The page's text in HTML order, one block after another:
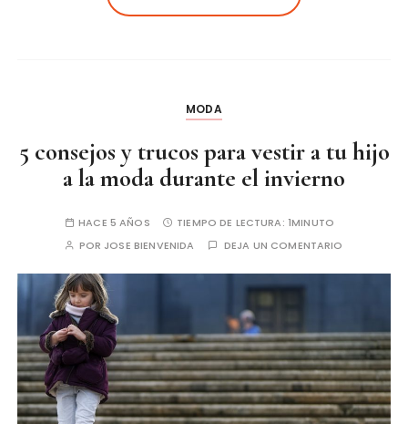
MODA
5 consejos y trucos para vestir a tu hijo
a la moda durante el invierno
HACE 5 AÑOS TIEMPO DE LECTURA: 1MINUTO
POR JOSE BIENVENIDA DEJA UN COMENTARIO